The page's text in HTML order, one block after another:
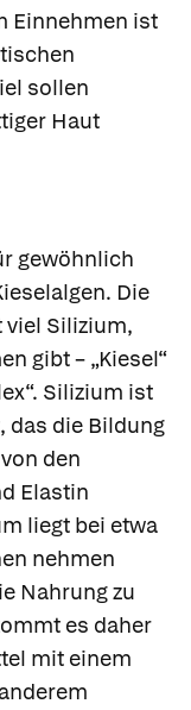
Einnehmen ist
sollen
Haut
gewöhnlich
Die
viel Silizium,
gibt – „Kiesel“
Silizium ist
das die Bildung
den
Elastin
liegt bei etwa
nehmen
Nahrung zu
es daher
mit einem